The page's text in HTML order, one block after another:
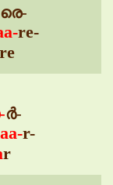
രെ-
re-
ർ-
r-
r